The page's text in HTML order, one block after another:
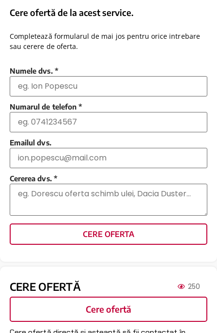
Cere ofertă de la acest service.
Completează formularul de mai jos pentru orice intrebare
sau cerere de oferta.
Numele dvs. *
Numarul de telefon *
Emailul dvs.
Cererea dvs. *
CERE OFERTA
CERE OFERTĂ 250
Cere ofertă